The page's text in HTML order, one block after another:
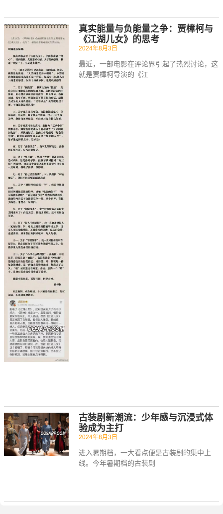
真实能量与负能量之争：贾樟柯与
《江湖儿女》的思考
2024年8月3日
最近，一部电影在评论界引起了热烈讨论，这
就是贾樟柯导演的《江
古装剧新潮流：少年感与沉浸式体
验成为主打
2024年8月3日
进入暑期档，一大看点便是古装剧的集中上
线。今年暑期档的古装剧